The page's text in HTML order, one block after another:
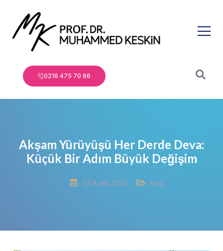
0216 475 70 66
Akşam Yürüyüşü Her Derde Deva:
Küçük Bir Adım Büyük Değişim
13 Aralık 2025 Blog